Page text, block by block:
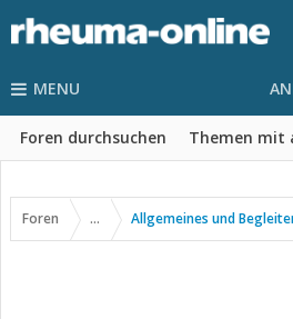
MENU
Foren durchsuchen Themen mit
Foren ... Allgemeines und